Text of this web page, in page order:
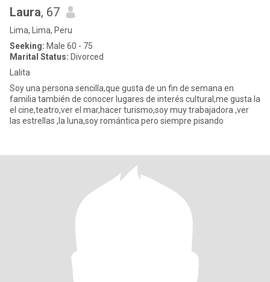
Laura, 67
Lima, Lima, Peru
Seeking: Male 60 - 75
Marital Status: Divorced
Lalita
Soy una persona sencilla,que gusta de un fin de semana en
familia también de conocer lugares de interés cultural,me gusta la
el cine,teatro,ver el mar,hacer turismo,soy muy trabajadora ,ver
las estrellas ,la luna,soy romántica pero siempre pisando